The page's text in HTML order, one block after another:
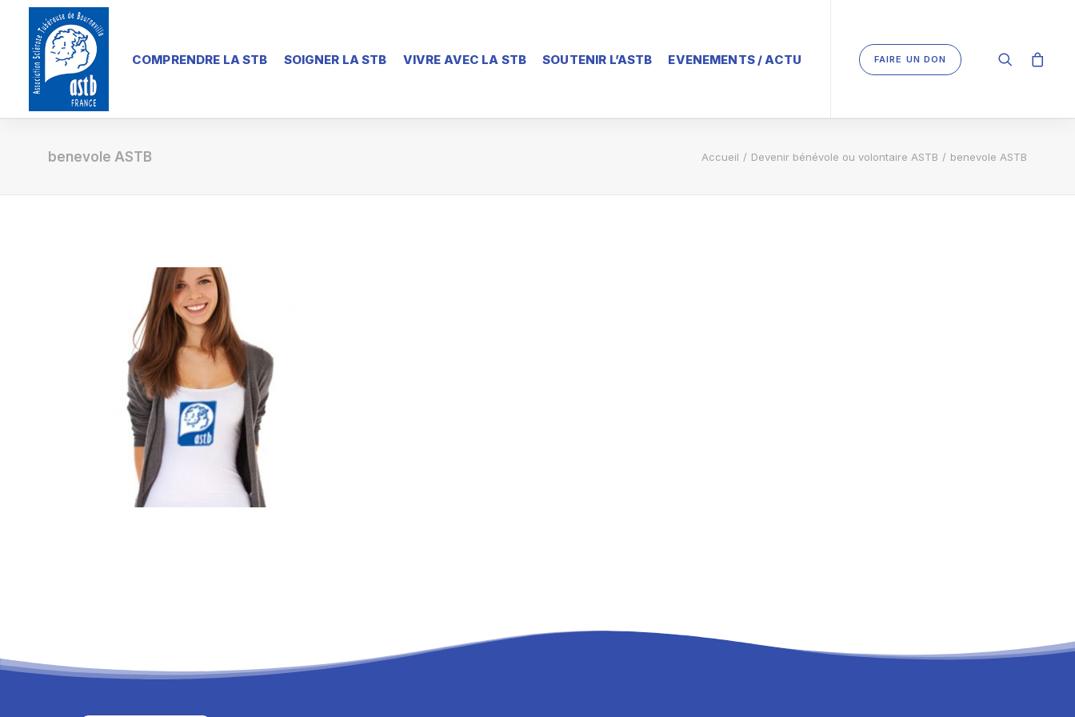
COMPRENDRE LA STB SOIGNER LA STB VIVRE AVEC LA STB SOUTENIR L’ASTB EVENEMENTS / ACTU FAIRE UN DON
benevole ASTB Accueil Devenir bénévole ou volontaire ASTB benevole ASTB